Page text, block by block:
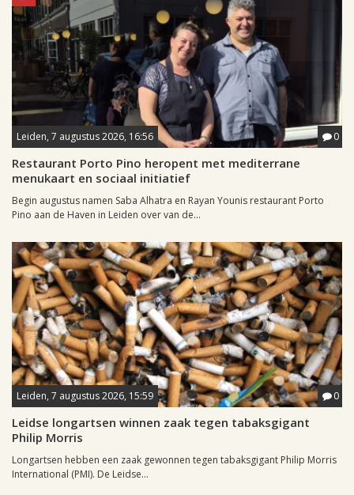
Leiden, 7 augustus 2026, 16:56 0
Restaurant Porto Pino heropent met mediterrane
menukaart en sociaal initiatief
Begin augustus namen Saba Alhatra en Rayan Younis restaurant Porto
Pino aan de Haven in Leiden over van de...
Leiden, 7 augustus 2026, 15:59 0
Leidse longartsen winnen zaak tegen tabaksgigant
Philip Morris
Longartsen hebben een zaak gewonnen tegen tabaksgigant Philip Morris
International (PMI). De Leidse...